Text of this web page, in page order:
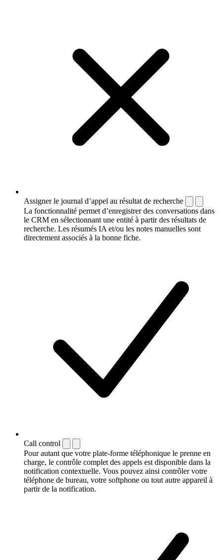
Assigner le journal d’appel au résultat de recherche
La fonctionnalité permet d’enregistrer des conversations dans
le CRM en sélectionnant une entité à partir des résultats de
recherche. Les résumés IA et/ou les notes manuelles sont
directement associés à la bonne fiche.
Call control
Pour autant que votre plate-forme téléphonique le prenne en
charge, le contrôle complet des appels est disponible dans la
notification contextuelle. Vous pouvez ainsi contrôler votre
téléphone de bureau, votre softphone ou tout autre appareil à
partir de la notification.